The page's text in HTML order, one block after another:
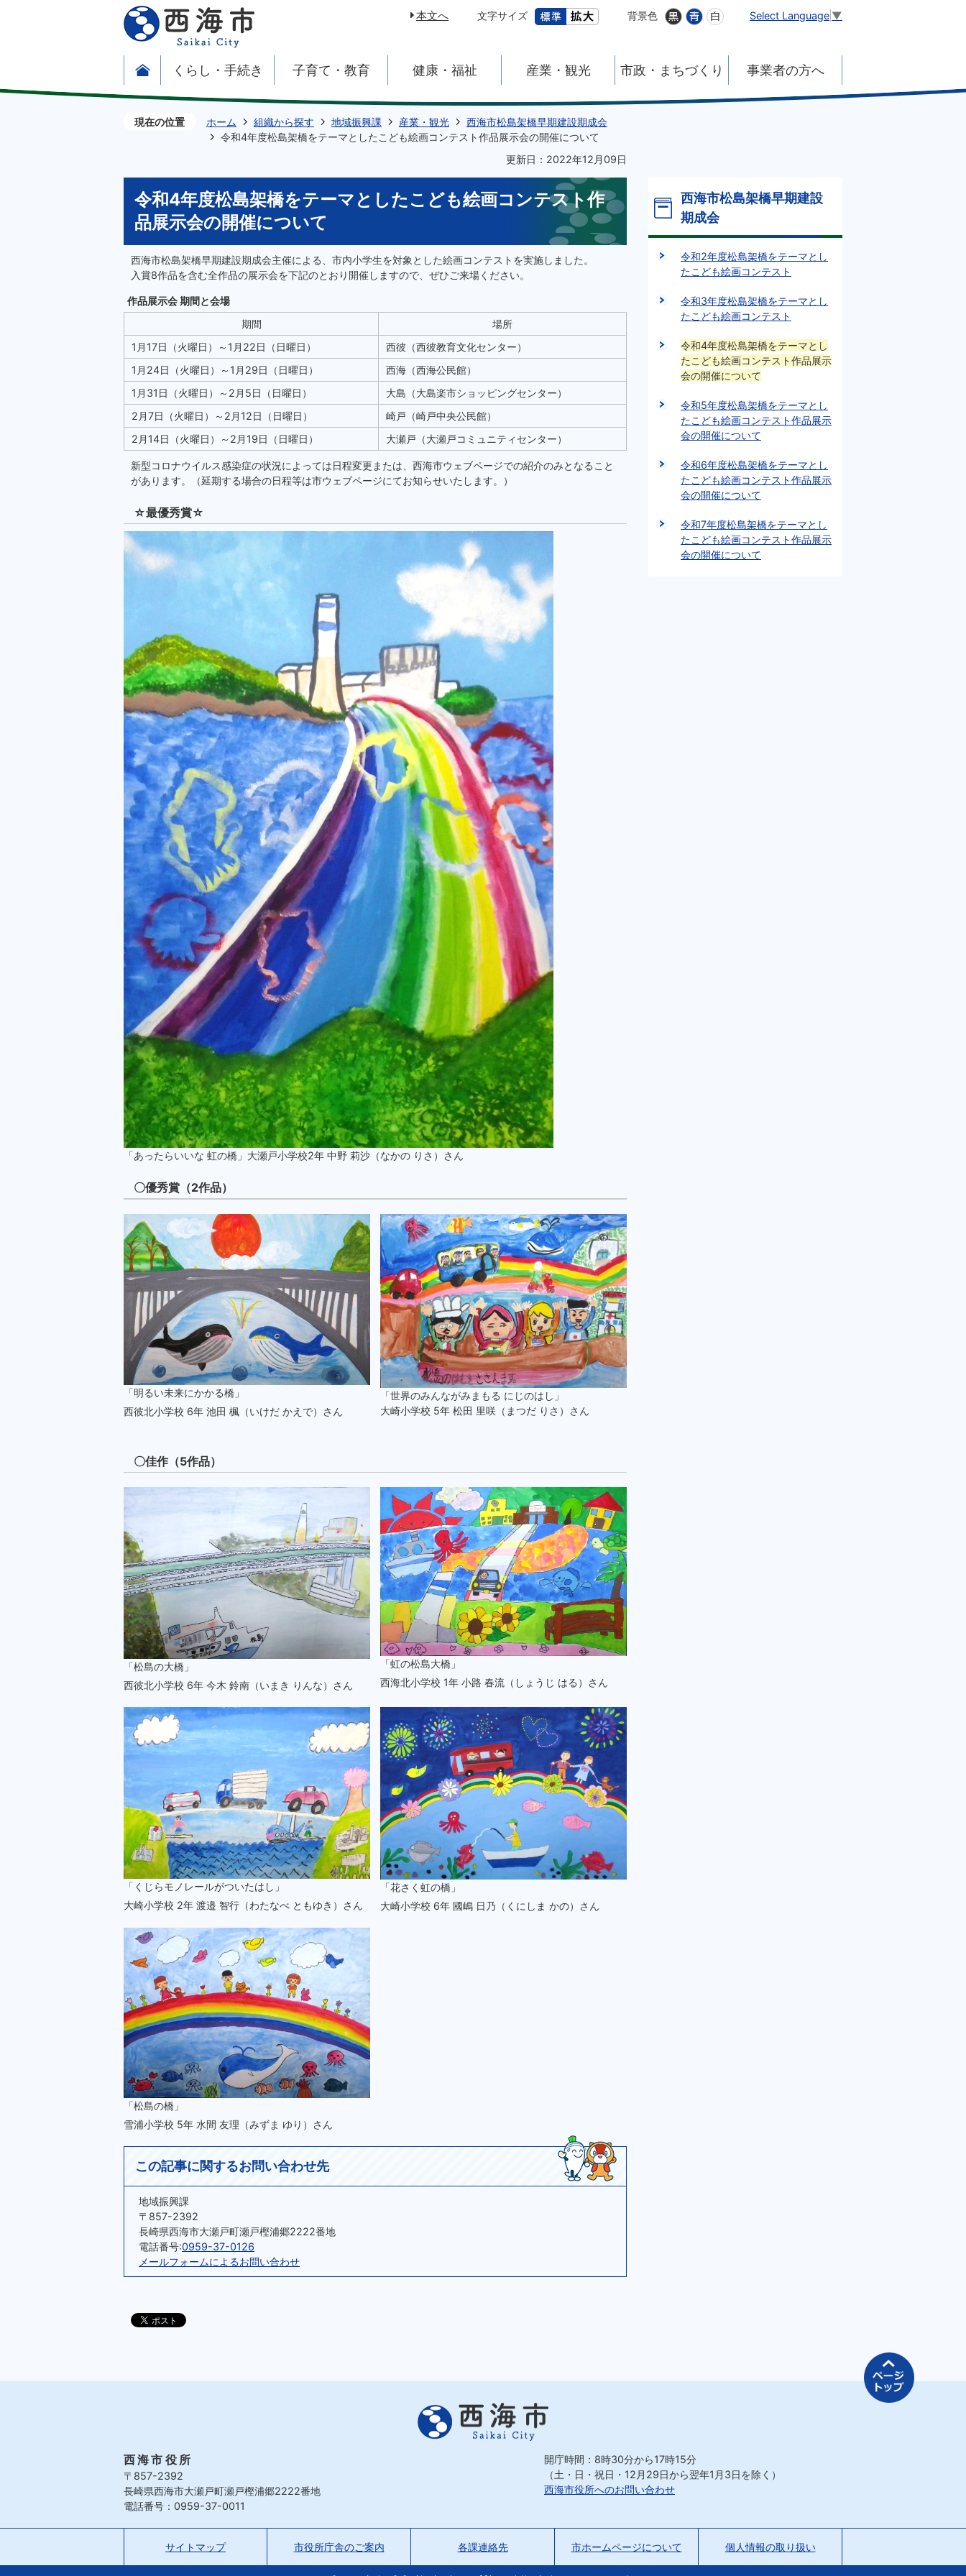
本文へ 文字サイズ 背景色 Select Language ▼
くらし・手続き 子育て・教育 健康・福祉 産業・観光 市政・まちづくり 事業者の方へ
現在の位置 ホーム 組織から探す 地域振興課 産業・観光
西海市松島架橋早期建設期成会
令和4年度松島架橋をテーマとしたこども絵画コンテスト作品展示会の開催について
更新日：2022年12月09日
令和4年度松島架橋をテーマとしたこども絵画コンテスト作
品展示会の開催について
西海市松島架橋早期建設期成会主催による、市内小学生を対象とした絵画コンテストを実施しました。
入賞8作品を含む全作品の展示会を下記のとおり開催しますので、ぜひご来場ください。
作品展示会 期間と会場
期間
場所
1月17日（火曜日）～1月22日（日曜日）
西彼（西彼教育文化センター）
1月24日（火曜日）～1月29日（日曜日）
西海（西海公民館）
1月31日（火曜日）～2月5日（日曜日）
大島（大島楽市ショッピングセンター）
2月7日（火曜日）～2月12日（日曜日）
崎戸（崎戸中央公民館）
2月14日（火曜日）～2月19日（日曜日）
大瀬戸（大瀬戸コミュニティセンター）
新型コロナウイルス感染症の状況によっては日程変更または、西海市ウェブページでの紹介のみとなること
があります。（延期する場合の日程等は市ウェブページにてお知らせいたします。）
☆最優秀賞☆
「あったらいいな 虹の橋」大瀬戸小学校2年 中野 莉沙（なかの りさ）さん
〇優秀賞（2作品）
「明るい未来にかかる橋」
西彼北小学校 6年 池田 楓（いけだ かえで）さん
「世界のみんながみまもる にじのはし」
大崎小学校 5年 松田 里咲（まつだ りさ）さん
〇佳作（5作品）
「松島の大橋」
西彼北小学校 6年 今木 鈴南（いまき りんな）さん
「虹の松島大橋」
西海北小学校 1年 小路 春流（しょうじ はる）さん
「くじらモノレールがついたはし」
大崎小学校 2年 渡邉 智行（わたなべ ともゆき）さん
「花さく虹の橋」
大崎小学校 6年 國嶋 日乃（くにしま かの）さん
「松島の橋」
雪浦小学校 5年 水間 友理（みずま ゆり）さん
この記事に関するお問い合わせ先
地域振興課
〒857-2392
長崎県西海市大瀬戸町瀬戸樫浦郷2222番地
電話番号:0959-37-0126
メールフォームによるお問い合わせ
西海市松島架橋早期建設
期成会
令和2年度松島架橋をテーマとし
たこども絵画コンテスト
令和3年度松島架橋をテーマとし
たこども絵画コンテスト
令和4年度松島架橋をテーマとし
たこども絵画コンテスト作品展示
会の開催について
令和5年度松島架橋をテーマとし
たこども絵画コンテスト作品展示
会の開催について
令和6年度松島架橋をテーマとし
たこども絵画コンテスト作品展示
会の開催について
令和7年度松島架橋をテーマとし
たこども絵画コンテスト作品展示
会の開催について
西海市役所
〒857-2392
長崎県西海市大瀬戸町瀬戸樫浦郷2222番地
電話番号：0959-37-0011
開庁時間：8時30分から17時15分
（土・日・祝日・12月29日から翌年1月3日を除く）
西海市役所へのお問い合わせ
サイトマップ 市役所庁舎のご案内 各課連絡先 市ホームページについて 個人情報の取り扱い